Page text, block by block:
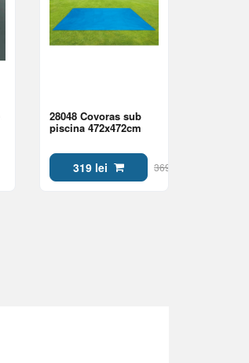
28048 Covoras sub
piscina 472x472cm
319 lei 369 lei